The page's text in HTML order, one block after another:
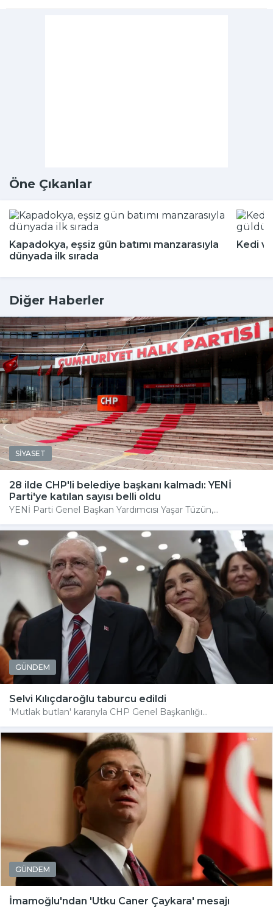
Öne Çıkanlar
Kapadokya, eşsiz gün batımı manzarasıyla
dünyada ilk sırada
Kedi
Diğer Haberler
SİYASET
28 ilde CHP'li belediye başkanı kalmadı: YENİ
Parti'ye katılan sayısı belli oldu
YENİ Parti Genel Başkan Yardımcısı Yaşar Tüzün,...
GÜNDEM
Selvi Kılıçdaroğlu taburcu edildi
'Mutlak butlan' kararıyla CHP Genel Başkanlığı...
GÜNDEM
İmamoğlu'ndan 'Utku Caner Çaykara' mesajı